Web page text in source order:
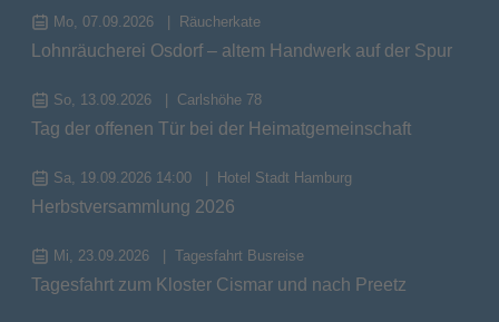
Mo, 07.09.2026 Räucherkate
Lohnräucherei Osdorf – altem Handwerk auf der Spur
So, 13.09.2026 Carlshöhe 78
Tag der offenen Tür bei der Heimatgemeinschaft
Sa, 19.09.2026 14:00 Hotel Stadt Hamburg
Herbstversammlung 2026
Mi, 23.09.2026 Tagesfahrt Busreise
Tagesfahrt zum Kloster Cismar und nach Preetz